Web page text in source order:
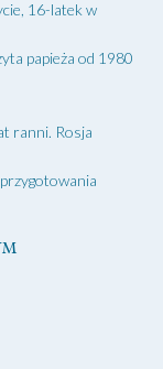
16-latek w
papieża od 1980
ranni. Rosja